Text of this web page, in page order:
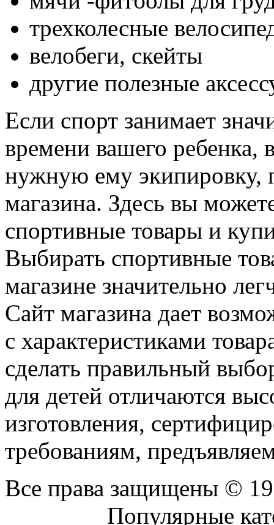
трехколесные
велобеги, скейты
другие полезные
Если спорт занимает
времени вашего ребенка,
нужную ему экипировку,
магазина. Здесь вы
спортивные товары и
Выбирать спортивные
магазине значительно
Сайт магазина дает
с характеристиками
сделать правильный
для детей отличаются
изготовления,
требованиям,
Все права защищены ©
Популярные